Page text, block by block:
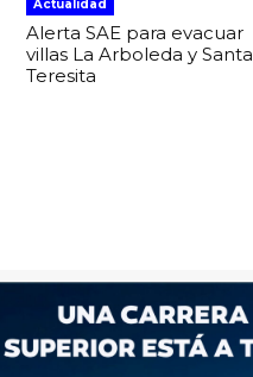
Actualidad
Alerta SAE para evacuar
villas La Arboleda y Santa
Teresita